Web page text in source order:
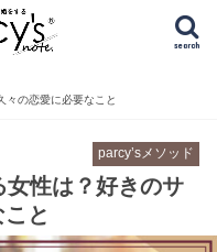
search
々の恋愛に必要なこと
parcy’sメソッド
性は？好きのサ
と